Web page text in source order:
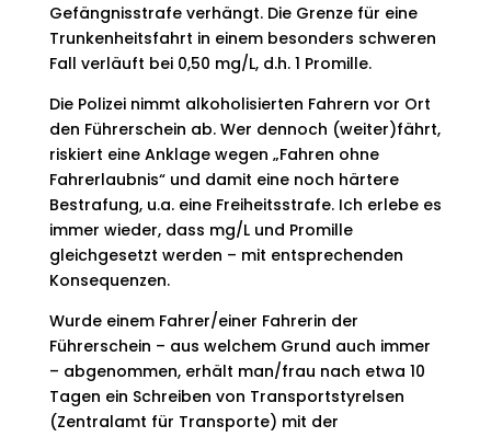
Gefängnisstrafe verhängt. Die Grenze für eine
Trunkenheitsfahrt in einem besonders schweren
Fall verläuft bei 0,50 mg/L, d.h. 1 Promille.
Die Polizei nimmt alkoholisierten Fahrern vor Ort
den Führerschein ab. Wer dennoch (weiter)fährt,
riskiert eine Anklage wegen „Fahren ohne
Fahrerlaubnis“ und damit eine noch härtere
Bestrafung, u.a. eine Freiheitsstrafe. Ich erlebe es
immer wieder, dass mg/L und Promille
gleichgesetzt werden – mit entsprechenden
Konsequenzen.
Wurde einem Fahrer/einer Fahrerin der
Führerschein – aus welchem Grund auch immer
– abgenommen, erhält man/frau nach etwa 10
Tagen ein Schreiben von Transportstyrelsen
(Zentralamt für Transporte) mit der